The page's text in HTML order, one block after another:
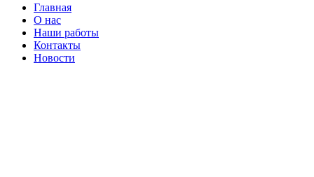
Главная
О нас
Наши работы
Контакты
Новости